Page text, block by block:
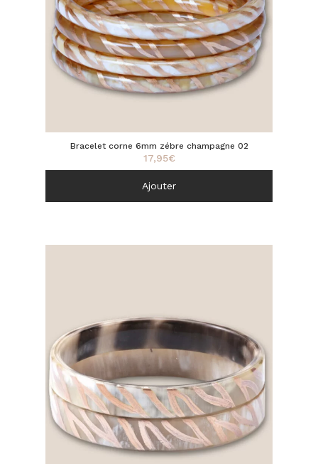
Bracelet corne 6mm zébre champagne 02
17,95€
Ajouter